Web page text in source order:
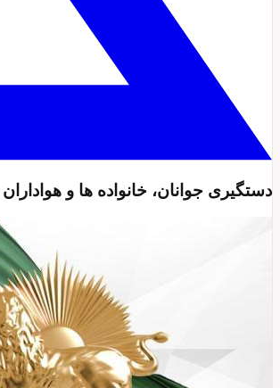
دستگیری جوانان، خانواده ها و